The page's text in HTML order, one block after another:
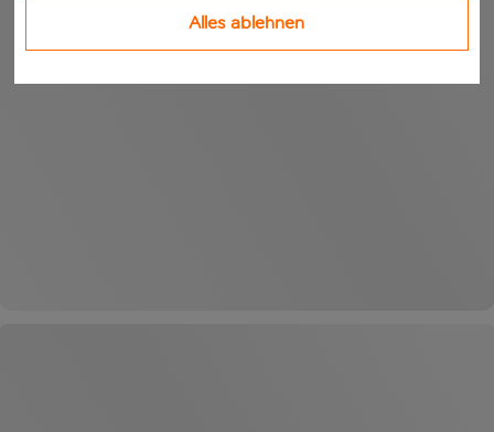
Alles ablehnen